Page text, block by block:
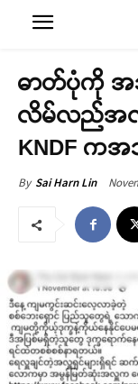
ဓာတ်ပုံကို အသုံ
လိမ်လည်အလှူ
KNDF ကအ
By Sai Harn Lin